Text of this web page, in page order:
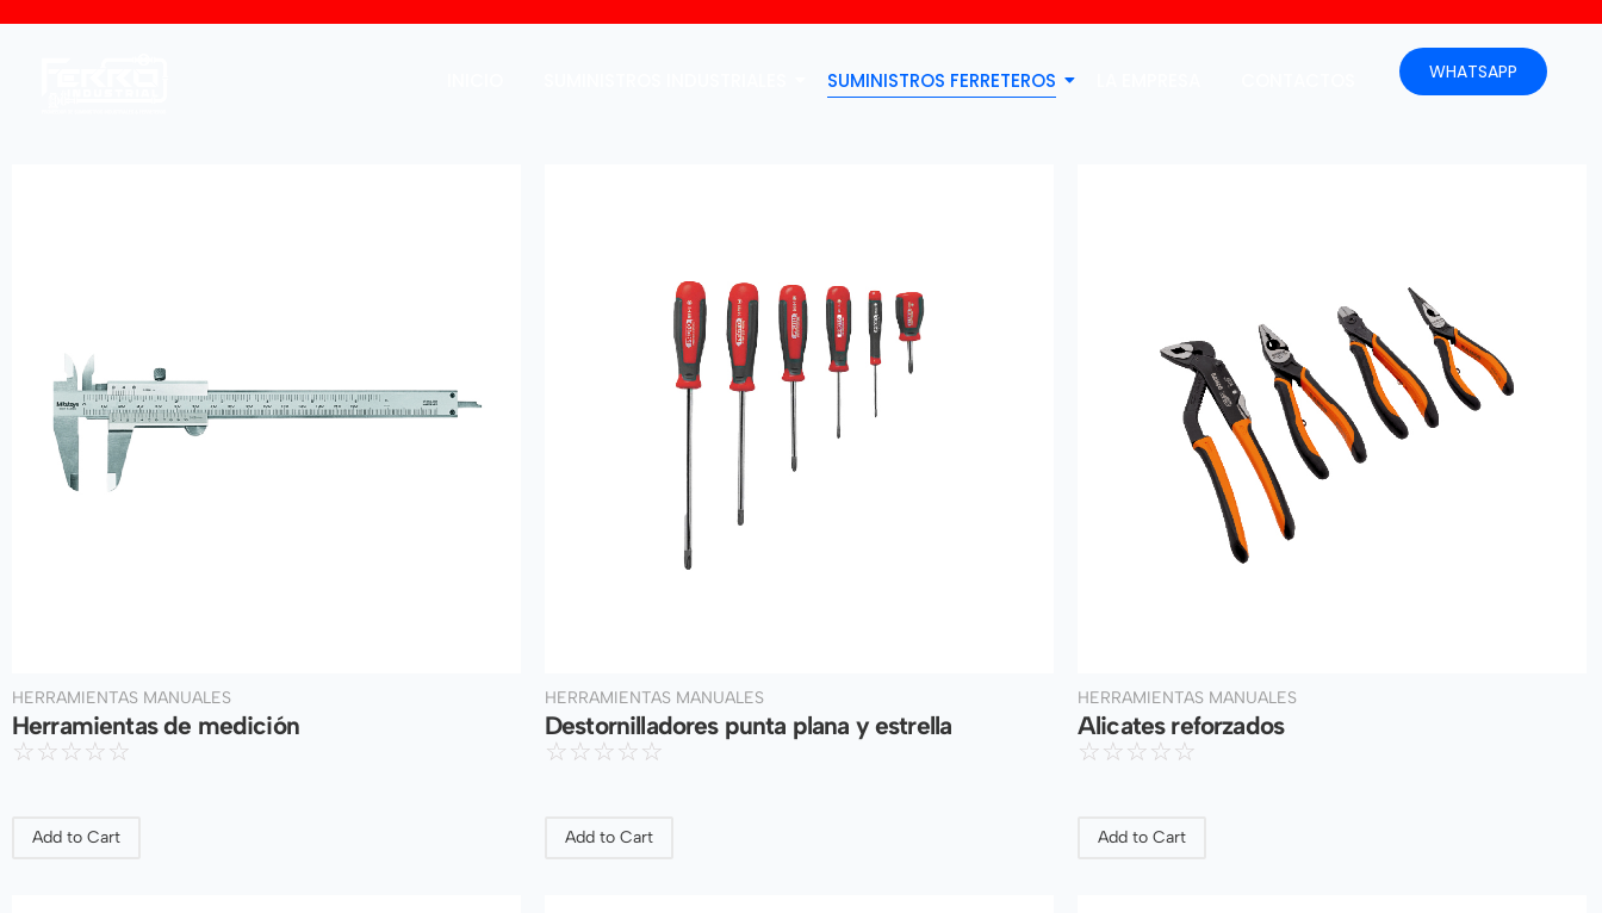
SUMINISTROS FERRETEROS WHATSAPP
HERRAMIENTAS MANUALES
Herramientas de medición
☆☆☆☆☆
Add to Cart
HERRAMIENTAS MANUALES
Destornilladores punta plana y estrella
☆☆☆☆☆
Add to Cart
HERRAMIENTAS MANUALES
Alicates reforzados
☆☆☆☆☆
Add to Cart